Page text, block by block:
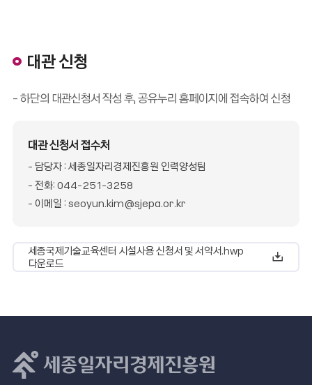
대관 신청
- 하단의 대관신청서 작성 후, 공유누리 홈페이지에 접속하여 신청
대관 신청서 접수처
- 담당자 : 세종일자리경제진흥원 인력양성팀
- 전화: 044-251-3258
- 이메일 : seoyun.kim@sjepa.or.kr
세종국제기술교육센터 시설사용 신청서 및 서약서.hwp
다운로드